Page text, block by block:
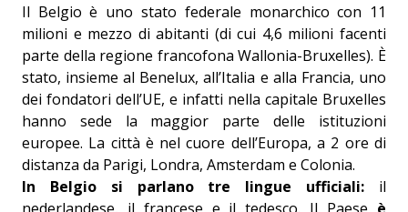
Il Belgio è uno stato federale monarchico con 11
milioni e mezzo di abitanti (di cui 4,6 milioni facenti
parte della regione francofona Wallonia-Bruxelles). È
stato, insieme al Benelux, all’Italia e alla Francia, uno
dei fondatori dell’UE, e infatti nella capitale Bruxelles
hanno sede la maggior parte delle istituzioni
europee. La città è nel cuore dell’Europa, a 2 ore di
distanza da Parigi, Londra, Amsterdam e Colonia.
In Belgio si parlano tre lingue ufficiali: il